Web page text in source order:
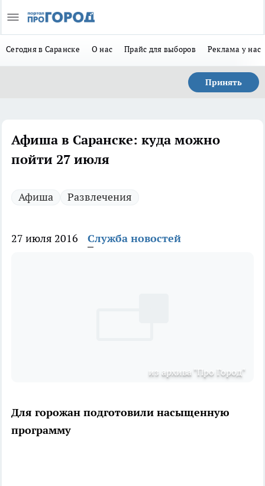
Сегодня в Саранске О нас Прайс для выборов Реклама у нас
Принять
Афиша в Саранске: куда можно
пойти 27 июля
Афиша Развлечения
27 июля 2016 Служба новостей
из архива "Про Город"
Для горожан подготовили насыщенную
программу